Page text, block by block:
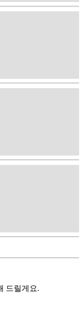
드릴게요.